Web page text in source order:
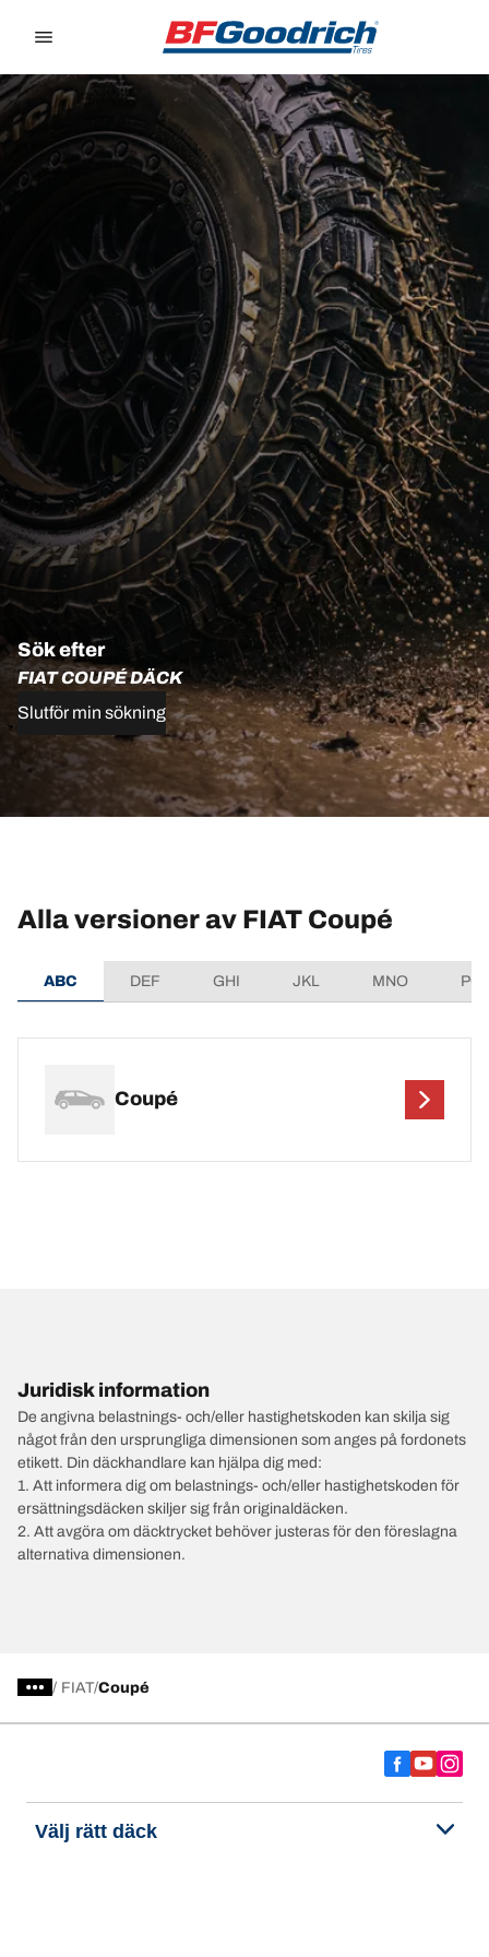
Sök efter
FIAT COUPÉ DÄCK
Slutför min sökning
Alla versioner av FIAT Coupé
ABC DEF GHI JKL MNO
Coupé
Juridisk information
De angivna belastnings- och/eller hastighetskoden kan skilja sig
något från den ursprungliga dimensionen som anges på fordonets
etikett. Din däckhandlare kan hjälpa dig med:
1. Att informera dig om belastnings- och/eller hastighetskoden för
ersättningsdäcken skiljer sig från originaldäcken.
2. Att avgöra om däcktrycket behöver justeras för den föreslagna
alternativa dimensionen.
/ FIAT Coupé
Välj rätt däck